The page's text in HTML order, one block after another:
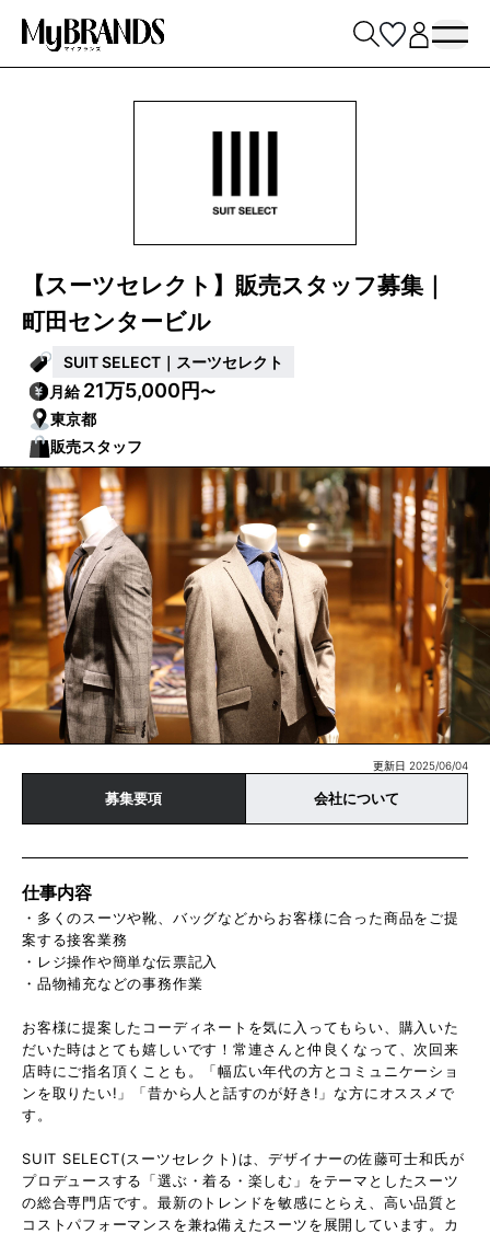
【スーツセレクト】販売スタッフ募集｜
町田センタービル
SUIT SELECT｜スーツセレクト
月給21万5,000円〜
東京都
販売スタッフ
更新日 2025/06/04
募集要項 会社について
仕事内容
・多くのスーツや靴、バッグなどからお客様に合った商品をご提
案する接客業務
・レジ操作や簡単な伝票記入
・品物補充などの事務作業
お客様に提案したコーディネートを気に入ってもらい、購入いた
だいた時はとても嬉しいです！常連さんと仲良くなって、次回来
店時にご指名頂くことも。「幅広い年代の方とコミュニケーショ
ンを取りたい!」「昔から人と話すのが好き!」な方にオススメで
す。
SUIT SELECT(スーツセレクト)は、デザイナーの佐藤可士和氏が
プロデュースする「選ぶ・着る・楽しむ」をテーマとしたスーツ
の総合専門店です。最新のトレンドを敏感にとらえ、高い品質と
コストパフォーマンスを兼ね備えたスーツを展開しています。カ